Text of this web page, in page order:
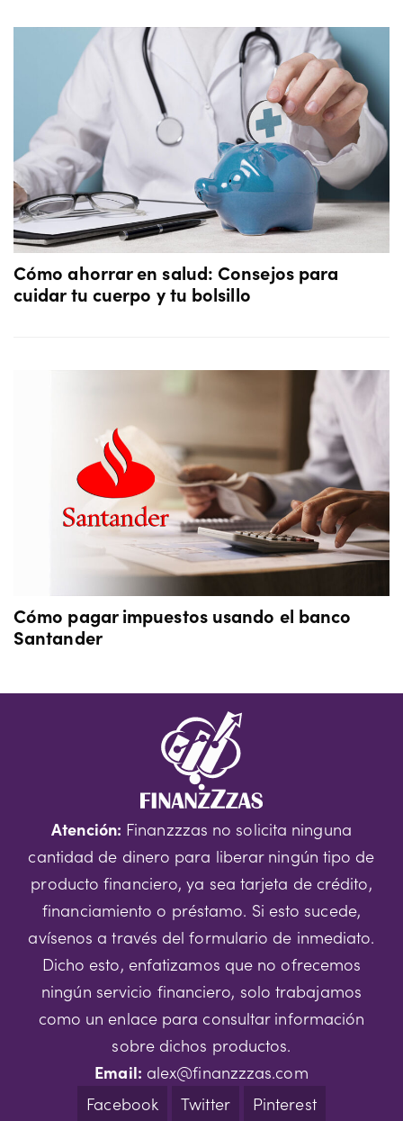
Cómo ahorrar en salud: Consejos para
cuidar tu cuerpo y tu bolsillo
Cómo pagar impuestos usando el banco
Santander
Atención: Finanzzzas no solicita ninguna
cantidad de dinero para liberar ningún tipo de
producto financiero, ya sea tarjeta de crédito,
financiamiento o préstamo. Si esto sucede,
avísenos a través del formulario de inmediato.
Dicho esto, enfatizamos que no ofrecemos
ningún servicio financiero, solo trabajamos
como un enlace para consultar información
sobre dichos productos.
Email: alex@finanzzzas.com
Facebook
Twitter Pinterest